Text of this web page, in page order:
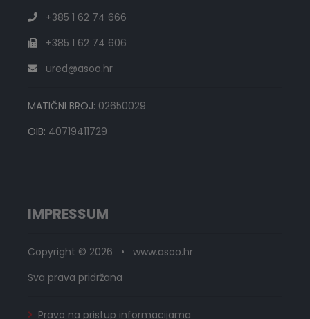
+385 1 62 74 666
+385 1 62 74 606
ured@asoo.hr
MATIČNI BROJ: 02650029
OIB: 40719411729
IMPRESSUM
Copyright © 2026 • www.asoo.hr
Sva prava pridržana
Pravo na pristup informacijama